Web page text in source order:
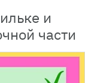
и
части